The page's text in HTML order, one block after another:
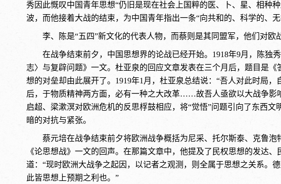
秀因此慨叹中国青年思想“仍旧是现在社会上国粹的医、卜、星、相种
波，而他接着大战的结束，为中国青年指出一条“向共和的、科学的、无
李、陈是“五四”新文化的代表人物，而蔡则是其同盟军，他们对欧
在战争结束前夕，中国思想界的论战已经开始。1918年9月，陈
志〉与复辟问题》一文。杜亚泉的回应文章发表在三个月后，题目是
想的对垒却由此展开了。1919年1月，杜亚泉总结说：“吾人对此时局
后，于物质精神两方面，必有一种之大改革……故吾人亟欲以大战争影
启超、梁漱溟对欧洲危机的反思桴鼓相应，将“觉悟”问题引向了东西
暗的对抗与紧张。
蔡元培在战争结束前夕将欧洲战争概括为尼采、托尔斯泰、克鲁
《论思想战》一文的回声。在那篇文章中，他提及了民权思想的发达
道：“现时欧洲大战争之起因，以记者之观测，则全属于思想之关系。
此皆思想上预期之利也。”